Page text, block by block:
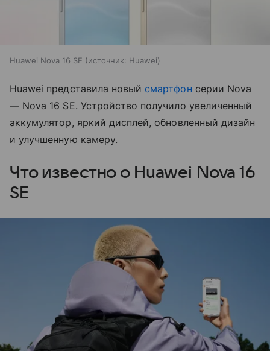
Huawei Nova 16 SE источник: Huawei
Huawei представила новыйсмартфон серии Nova
— Nova 16 SE. Устройство получило увеличенный
аккумулятор, яркий дисплей, обновленный дизайн
и улучшенную камеру.
Что известно о Huawei Nova 16
SE